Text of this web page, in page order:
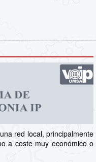
red local, principalmente
a coste muy económico o